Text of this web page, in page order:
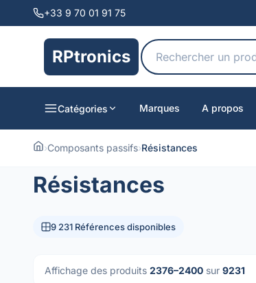
+33 9 70 01 91 75
RPtronics
Catégories Marques A propos
›Composants passifs›Résistances
Résistances
9 231 Références disponibles
Affichage des produits 2376–2400 sur 9231